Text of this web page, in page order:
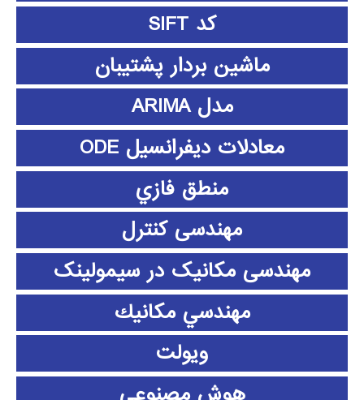
کد SIFT
ماشین بردار پشتیبان
مدل ARIMA
معادلات دیفرانسیل ODE
منطق فازي
مهندسی کنترل
مهندسی مکانیک در سیمولینک
مهندسي مكانيك
ویولت